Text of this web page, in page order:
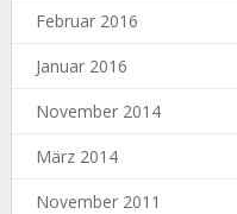
Februar 2016
Januar 2016
November 2014
März 2014
November 2011